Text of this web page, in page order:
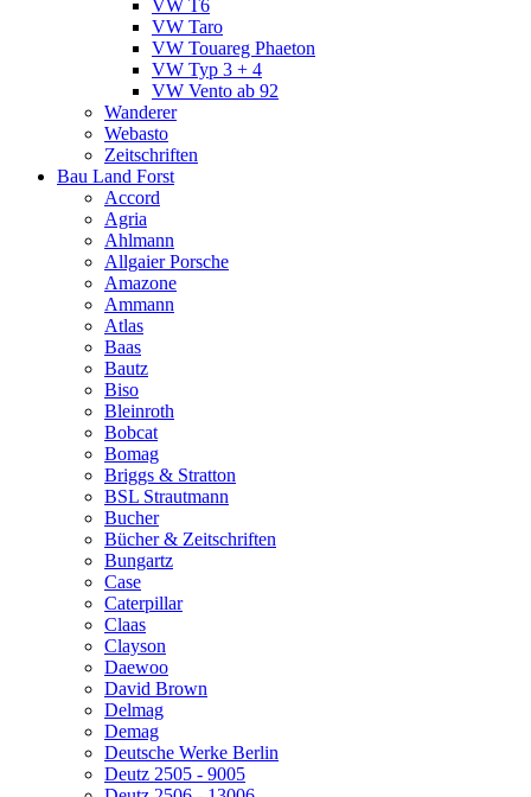
VW T6
VW Taro
VW Touareg Phaeton
VW Typ 3 + 4
VW Vento ab 92
Wanderer
Webasto
Zeitschriften
Bau Land Forst
Accord
Agria
Ahlmann
Allgaier Porsche
Amazone
Ammann
Atlas
Baas
Bautz
Biso
Bleinroth
Bobcat
Bomag
Briggs & Stratton
BSL Strautmann
Bucher
Bücher & Zeitschriften
Bungartz
Case
Caterpillar
Claas
Clayson
Daewoo
David Brown
Delmag
Demag
Deutsche Werke Berlin
Deutz 2505 - 9005